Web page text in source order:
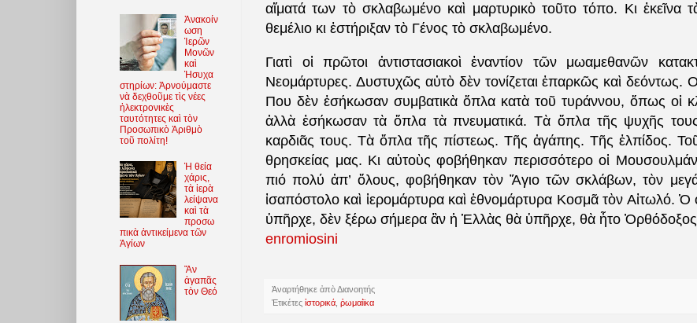
αἵματά των τὸ σκλαβωμένο καὶ μαρτυρικὸ τοῦτο τόπο. Κι ἐκεῖνα
θεμέλιο κι ἐστήριξαν τὸ Γένος τὸ σκλαβωμένο.
Γιατὶ οἱ πρῶτοι ἀντιστασιακοὶ ἐναντίον τῶν μωαμεθανῶν
Νεομάρτυρες. Δυστυχῶς αὐτὸ δὲν τονίζεται ἐπαρκῶς καὶ δεόντως.
Που δὲν ἐσήκωσαν συμβατικὰ ὅπλα κατὰ τοῦ τυράννου, ὅπως οἱ
ἀλλὰ ἐσήκωσαν τὰ ὅπλα τὰ πνευματικά. Τὰ ὅπλα τῆς ψυχῆς
καρδιᾶς τους. Τὰ ὅπλα τῆς πίστεως. Τῆς ἀγάπης. Τῆς ἐλπίδος.
θρησκείας μας. Κι αὐτοὺς φοβήθηκαν περισσότερο οἱ
πιό πολύ ἀπ’ ὅλους, φοβήθηκαν τὸν Ἅγιο τῶν σκλάβων, τὸν
ἰσαπόστολο καὶ ἱερομάρτυρα καὶ ἐθνομάρτυρα Κοσμᾶ τὸν Αἰτωλό. Ὁ
ὑπῆρχε, δὲν ξέρω σήμερα ἂν ἡ Ἑλλὰς θὰ ὑπῆρχε, θὰ ἦτο
enromiosini
Ἀναρτήθηκε ἀπὸΔιανοητής
Ἐτικέτες ἱστορικά ῥωμαίϊκα
Ἀνακοίν
ωση
Ἱερῶν
Μονῶν
καὶ
Ἡσυχα
στηρίων: Ἀρνούμαστε
νὰ δεχθοῦμε τὶς νέες
ἠλεκτρονικὲς
ταυτότητες καὶ τὸν
Προσωπικὸ Ἀριθμὸ
τοῦ πολίτη!
Ἡ θεία
χάρις,
τὰ ἱερὰ
λείψανα
καὶ τὰ
προσω
πικὰ ἀντικείμενα τῶν
Ἁγίων
Ἄν
ἀγαπᾶς
τὸν Θεό